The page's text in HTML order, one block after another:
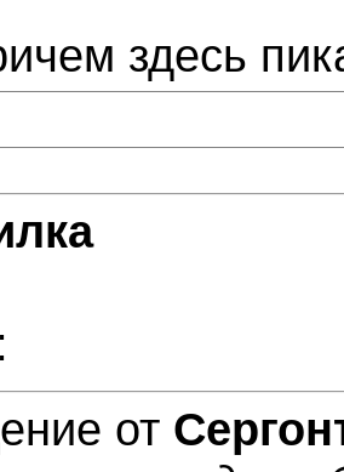
здесь
от